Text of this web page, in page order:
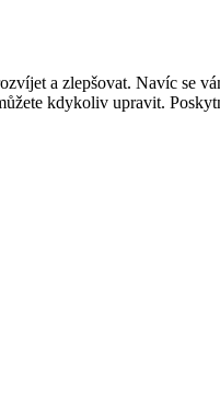
a zlepšovat. Navíc se
kdykoliv upravit.